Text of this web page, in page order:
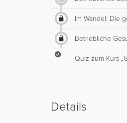
Im Wandel: Die
Betriebliche
Quiz zum Kurs
Details